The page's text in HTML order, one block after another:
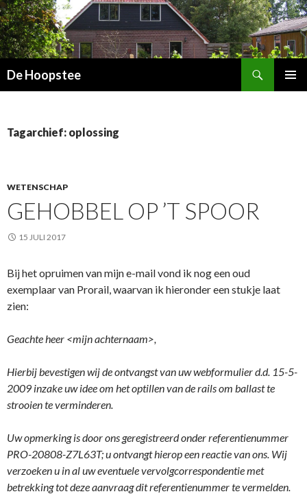
De Hoopstee
Tagarchief: oplossing
WETENSCHAP
GEHOBBEL OP ’T SPOOR
15 JULI 2017
Bij het opruimen van mijn e-mail vond ik nog een oud
exemplaar van Prorail, waarvan ik hieronder een stukje laat
zien:
Geachte heer <mijn achternaam>,
Hierbij bevestigen wij de ontvangst van uw webformulier d.d. 15-5-
2009 inzake uw idee om het optillen van de rails om ballast te
strooien te verminderen.
Uw opmerking is door ons geregistreerd onder referentienummer
PRO-20808-Z7L63T; u ontvangt hierop een reactie van ons. Wij
verzoeken u in al uw eventuele vervolgcorrespondentie met
betrekking tot deze aanvraag dit referentienummer te vermelden.